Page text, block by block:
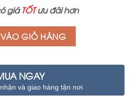
giáTỐTưu đãi hơn
VÀO GIỎ HÀNG
NGAY
và giao hàng tận nơi